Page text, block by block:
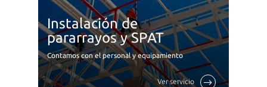
Instalación de
pararrayos y SPAT
Contamos con el personal y equipamiento
adecuados que sumados a la amplia
experiencia en campo nos ha llevado a trabajar
con las más reconocidas y exigentes empresas
Ver servicio